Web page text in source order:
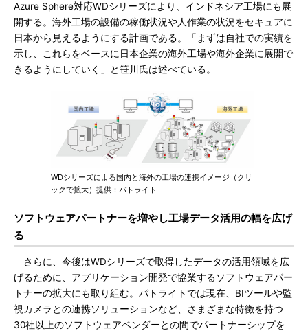
Azure Sphere対応WDシリーズにより、インドネシア工場にも展
開する。海外工場の設備の稼働状況や人作業の状況をセキュアに
日本から見えるようにする計画である。「まずは自社での実績を
示し、これらをベースに日本企業の海外工場や海外企業に展開で
きるようにしていく」と笹川氏は述べている。
WDシリーズによる国内と海外の工場の連携イメージ（クリ
ックで拡大）提供：パトライト
ソフトウェアパートナーを増やし工場データ活用の幅を広げ
る
さらに、今後はWDシリーズで取得したデータの活用領域を広
げるために、アプリケーション開発で協業するソフトウェアパー
トナーの拡大にも取り組む。パトライトでは現在、BIツールや監
視カメラとの連携ソリューションなど、さまざまな特徴を持つ
30社以上のソフトウェアベンダーとの間でパートナーシップを